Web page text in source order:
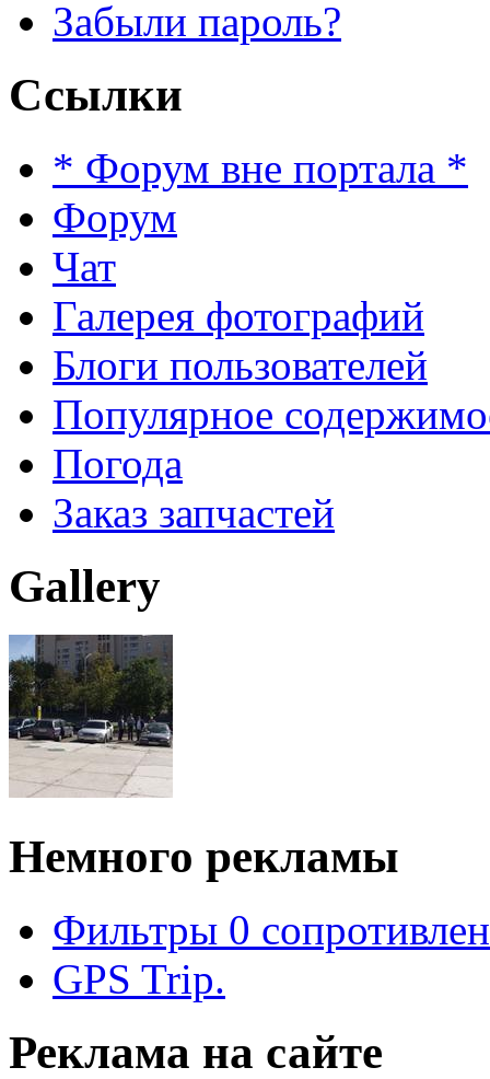
Забыли пароль?
Ссылки
* Форум вне портала *
Форум
Чат
Галерея фотографий
Блоги пользователей
Популярное
Погода
Заказ запчастей
Gallery
Немного рекламы
Фильтры 0
GPS Trip.
Реклама на сайте